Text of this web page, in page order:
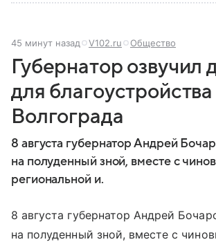
45 минут назад V102.ru Общество
Губернатор озвучил
для
Волгограда
8 августа губернатор Андрей
на полуденный зной, вместе с
региональной и.
8 августа губернатор Андрей
на полуденный зной, вместе с